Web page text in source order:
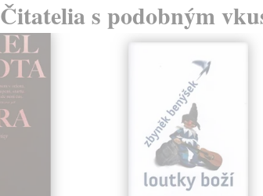
Čitatelia s podobným